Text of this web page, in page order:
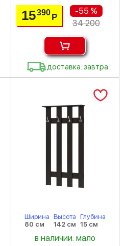
15390 Р
-55 %
34 200
доставка: завтра
Ширина
80 см
Высота
142 см
Глубина
15 см
в наличии: мало